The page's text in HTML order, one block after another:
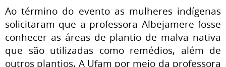
Ao término do evento as mulheres indígenas
solicitaram que a professora Albejamere fosse
conhecer as áreas de plantio de malva nativa
que são utilizadas como remédios, além de
outros plantios. A Ufam por meio da professora